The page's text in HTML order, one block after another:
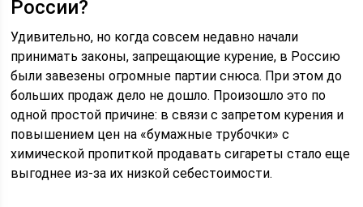
России?
Удивительно, но когда совсем недавно начали
принимать законы, запрещающие курение, в Россию
были завезены огромные партии снюса. При этом до
больших продаж дело не дошло. Произошло это по
одной простой причине: в связи с запретом курения и
повышением цен на «бумажные трубочки» с
химической пропиткой продавать сигареты стало еще
выгоднее из-за их низкой себестоимости.